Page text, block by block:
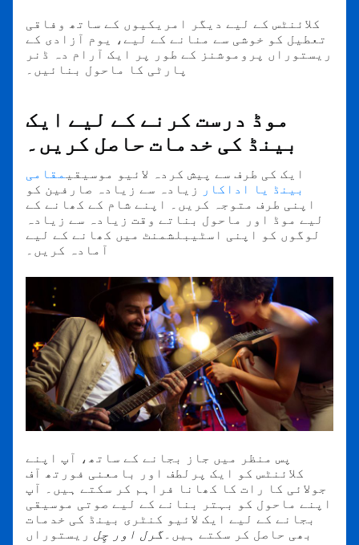
کلائنٹس کے لیے دیگر امریکیوں کے ساتھ وفاقی
تعطیل کو خوشی سے منانے کے لیے، یوم آزادی کے
ریستوراں پروموشنز کے طور پر ایک آرام دہ ڈنر
موڈ درست کرنے کے لیے ایک
بینڈ کی خدمات حاصل کریں۔
ایک کی طرف سے پیش کردہ لائیو موسیقیمقامی
بینڈ یا اداکار زیادہ سے زیادہ صارفین کو
اپنی طرف متوجہ کریں۔ اپنے شام کے کھانے کے
لیے موڈ اور ماحول بناتے وقت زیادہ سے زیادہ
لوگوں کو اپنی اسٹیبلشمنٹ میں کھانے کے لیے
آمادہ کریں۔
پس منظر میں جاز بجانے کے ساتھ، آپ اپنے
کلائنٹس کو ایک پرلطف اور بامعنی فورتھ آف
جولائی کا رات کا کھانا فراہم کر سکتے ہیں۔ آپ
اپنے ماحول کو بہتر بنانے کے لیے صوتی موسیقی
بجانے کے لیے ایک لائیو کنٹری بینڈ کی خدمات
بھی حاصل کر سکتے ہیں۔گرل اور چِل ریستوراں